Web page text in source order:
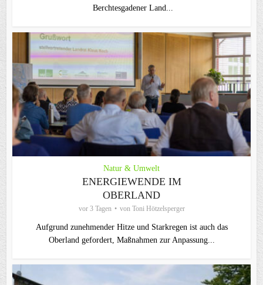
Berchtesgadener Land...
Natur & Umwelt
ENERGIEWENDE IM
OBERLAND
vor 3 Tagen von Toni Hötzelsperger
Aufgrund zunehmender Hitze und Starkregen ist auch das
Oberland gefordert, Maßnahmen zur Anpassung...